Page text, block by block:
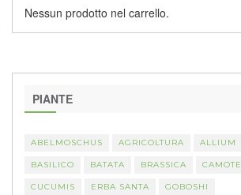
Nessun prodotto nel carrello.
PIANTE
ABELMOSCHUS AGRICOLTURA ALLIUM
BASILICO BATATA BRASSICA CAMOTE
CUCUMIS ERBA SANTA GOBOSHI